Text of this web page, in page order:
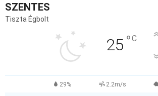
SZENTES
Tiszta Égbolt
25 °C
29% 2.2m/s